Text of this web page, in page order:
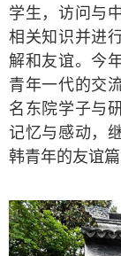
学生，访问与
相关知识并进
解和友谊。今
青年一代的交
名东院学子与
记忆与感动，
韩青年的友谊篇